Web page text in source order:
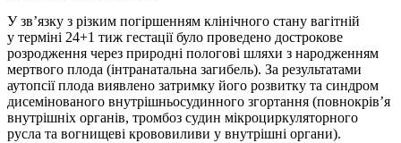
У зв’язку з різким погіршенням клінічного стану вагітній
у терміні 24+1 тиж гестації було проведено дострокове
розродження через природні пологові шляхи з народженням
мертвого плода (інтранатальна загибель). За результатами
аутопсії плода виявлено затримку його розвитку та синдром
дисемінованого внутрішньосудинного згортання (повнокрів’я
внутрішніх органів, тромбоз судин мікроциркуляторного
русла та вогнищеві крововиливи у внутрішні органи).